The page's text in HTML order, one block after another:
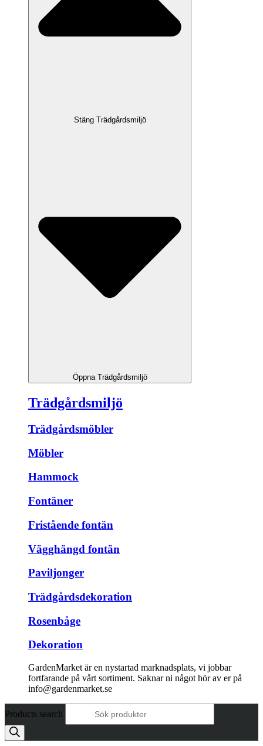
Stäng Trädgårdsmiljö
Öppna Trädgårdsmiljö
Trädgårdsmiljö
Trädgårdsmöbler
Möbler
Hammock
Fontäner
Fristående fontän
Vägghängd fontän
Paviljonger
Trädgårdsdekoration
Rosenbåge
Dekoration
GardenMarket är en nystartad marknadsplats, vi jobbar
fortfarande på vårt sortiment. Saknar ni något hör av er på
info@gardenmarket.se
Products search